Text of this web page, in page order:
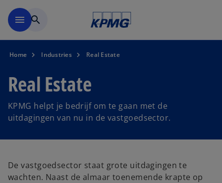
menu search
Home Industries Real Estate
Real Estate
KPMG helpt je bedrijf om te gaan met de
uitdagingen van nu in de vastgoedsector.
De vastgoedsector staat grote uitdagingen te
wachten. Naast de almaar toenemende krapte op